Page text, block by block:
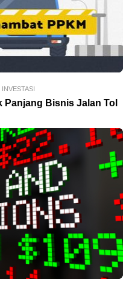
INVESTASI
Panjang Bisnis Jalan Tol